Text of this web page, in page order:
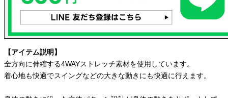
【アイテム説明】
全方向に伸縮する4WAYストレッチ素材を使用しています。
着心地も快適でスイングなどの大きな動きにも快適に行えます。